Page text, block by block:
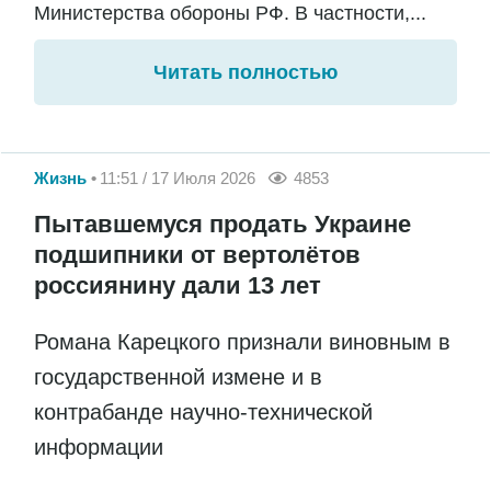
Министерства обороны РФ. В частности,...
Читать полностью
Жизнь 11:51 / 17 Июля 2026 4853
Пытавшемуся продать Украине
подшипники от вертолётов
россиянину дали 13 лет
Романа Карецкого признали виновным в
государственной измене и в
контрабанде научно-технической
информации